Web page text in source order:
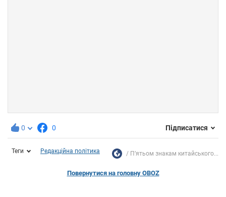
0 0 Підписатися
Теги Редакційна політика П’ятьом знакам китайського...
Повернутися на головну OBOZ